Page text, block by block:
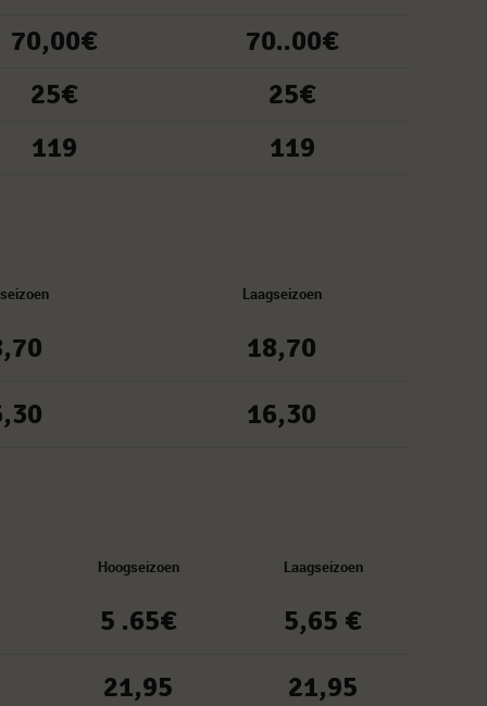
70,00€
70..00€
25€
25€
119
119
Laagseizoen
18,70
16,30
Hoogseizoen Laagseizoen
5 .65€
5,65 €
21,95
21,95